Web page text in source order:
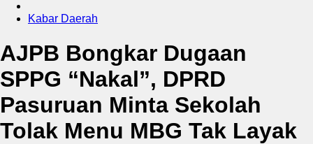
Kabar Daerah
AJPB Bongkar Dugaan
SPPG “Nakal”, DPRD
Pasuruan Minta Sekolah
Tolak Menu MBG Tak Layak